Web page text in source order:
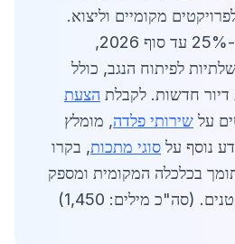
מקומיים וליצוא.
הביקוש צפוי לגדול ב-25% עד סוף 2026,
לפיתוח הנגב, כולל
הצעת
על שירותי פלדה, מומלץ
נוסף על סוגי מתכות, בקרו
בכלכלה המקומית ומספק
(סה"כ מילים: 1,450)